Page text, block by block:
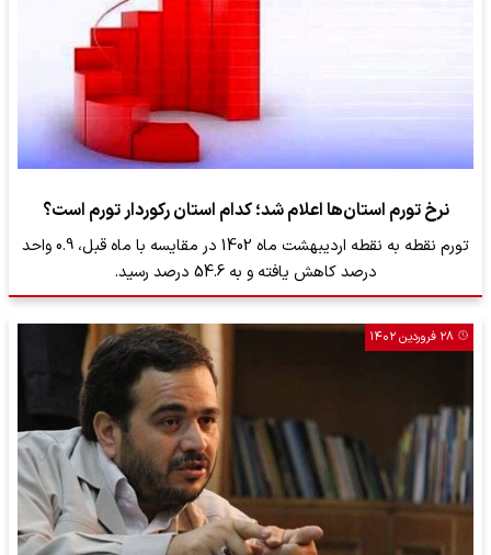
نرخ تورم استان‌ها اعلام شد؛ کدام استان رکوردار تورم است؟
تورم نقطه به نقطه اردیبهشت ماه 1402 در مقایسه با ماه قبل، 0.9 واحد
درصد کاهش یافته و به 54.6 درصد رسید.
۲۸ فروردین ۱۴۰۲